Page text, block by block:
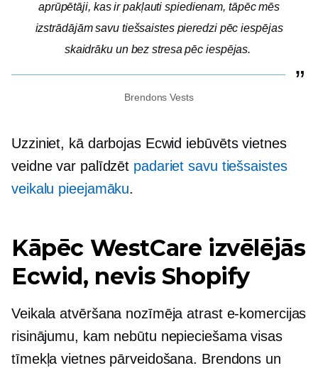
aprūpētāji, kas ir pakļauti spiedienam, tāpēc mēs
izstrādājām savu tiešsaistes pieredzi pēc iespējas
skaidrāku un bez stresa pēc iespējas.
Brendons Vests
Uzziniet, kā darbojas Ecwid iebūvētsvietnes
veidne var palīdzēt padariet savu tiešsaistes
veikalu pieejamāku.
Kāpēc WestCare izvēlējās
Ecwid, nevis Shopify
Veikala atvēršana nozīmēja atrast e-komercijas
risinājumu, kam nebūtu nepieciešama visas
tīmekļa vietnes pārveidošana. Brendons un